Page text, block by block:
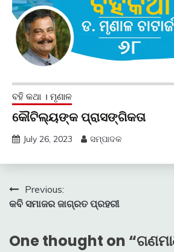
ବହି କଥା । ମୃଣାଳ
କୌଟିଲ୍ୟଙ୍କ ପ୍ରାସଙ୍ଗିକତା
July 26, 2023 ସମ୍ପାଦକ
Post
navigation
Previous:
କବି ସମାଜର ଜାଗ୍ରତ ପ୍ରହରୀ
One thought on “